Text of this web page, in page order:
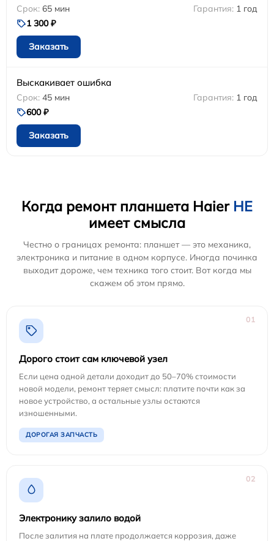
65 мин
1 год
1 300 ₽
Заказать
Выскакивает ошибка
45 мин
1 год
600 ₽
Заказать
Когда ремонт планшета Haier НЕ
имеет смысла
Честно о границах ремонта: планшет — это механика,
электроника и питание в одном корпусе. Иногда починка
выходит дороже, чем техника того стоит. Вот когда мы
скажем об этом прямо.
01
Дорого стоит сам ключевой узел
Если цена одной детали доходит до 50–70% стоимости
новой модели, ремонт теряет смысл: платите почти как за
новое устройство, а остальные узлы остаются
изношенными.
ДОРОГАЯ ЗАПЧАСТЬ
02
Электронику залило водой
После залития на плате продолжается коррозия, даже